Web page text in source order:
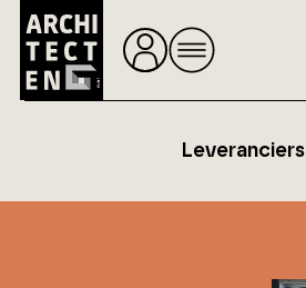
Leveranciers